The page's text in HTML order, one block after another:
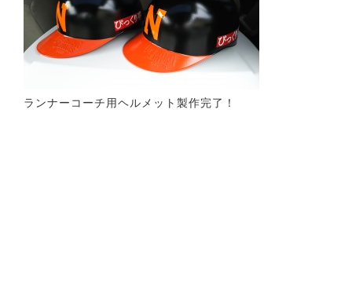
ランナーコーチ用ヘルメット製作完了！